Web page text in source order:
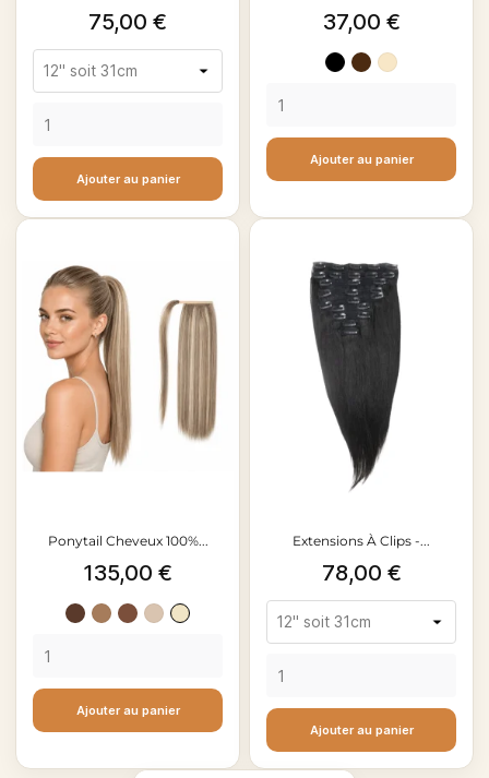
Prix
75,00 €
Ajouter au panier
Prix
37,00 €
NoirBrun#613
Ajouter au panier
Ponytail Cheveux 100%...
Prix
135,00 €
ChâtainChâtain
BrunP18-P18-
Ajouter au panier
Extensions À Clips -...
Prix
78,00 €
Ajouter au panier